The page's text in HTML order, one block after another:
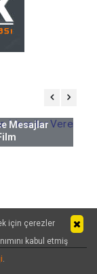
Mesajlar
için çerezler
kabul etmiş
.